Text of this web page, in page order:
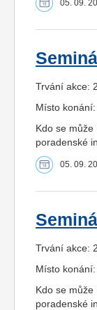
05. 09.
Trvání akce:
Místo
Kdo se
poradenské
05. 09.
Trvání akce:
Místo
Kdo se
poradenské